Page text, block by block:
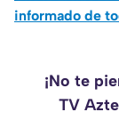
informado de
¡No te
TV